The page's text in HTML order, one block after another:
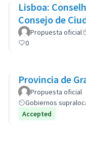
Lisboa:
Consejo de
Propuesta oficial
0
Provincia de
Propuesta oficial
Gobiernos
Accepted